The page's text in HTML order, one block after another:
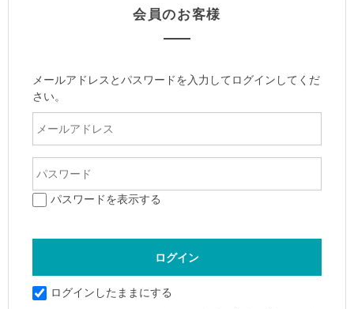
会員のお客様
メールアドレスとパスワードを入力してログインしてくだ
さい。
パスワードを表示する
ログインしたままにする